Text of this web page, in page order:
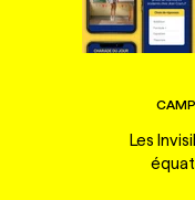
Les